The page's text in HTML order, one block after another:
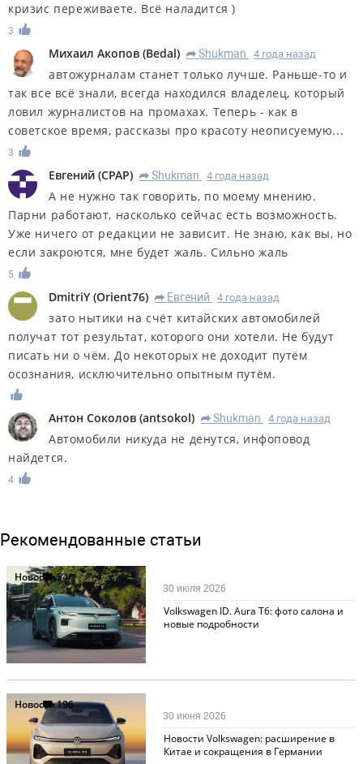
кризис переживаете. Всё наладится )
3
Михаил Акопов (Bedal) R Shukman 4 года назад
автожурналам станет только лучше. Раньше-то и
так все всё знали, всегда находился владелец, который
ловил журналистов на промахах. Теперь - как в
советское время, рассказы про красоту неописуемую...
3
Евгений (CPAP) R Shukman 4 года назад
А не нужно так говорить, по моему мнению.
Парни работают, насколько сейчас есть возможность.
Уже ничего от редакции не зависит. Не знаю, как вы, но
если закроются, мне будет жаль. Сильно жаль
5
DmitriY (Orient76) R Евгений 4 года назад
зато нытики на счёт китайских автомобилей
получат тот результат, которого они хотели. Не будут
писать ни о чём. До некоторых не доходит путём
осознания, исключительно опытным путём.
Антон Соколов (antsokol) R Shukman 4 года назад
Автомобили никуда не денутся, инфоповод
найдется.
4
Рекомендованные статьи
Новости54
Volkswagen ID. Aura T6: фото салона и
новые подробности
30 июля 2026
Новости196
Новости Volkswagen: расширение в
Китае и сокращения в Германии
30 июня 2026